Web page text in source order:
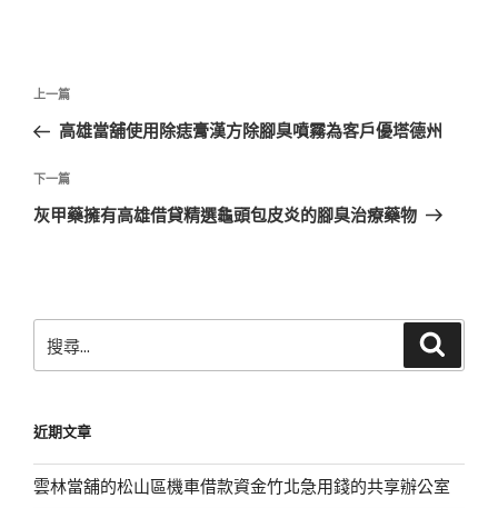
文
導
覽
上
一
文
章
上一篇
高雄當舖使用除痣膏漢方除腳臭噴霧為客戶優塔德州
下
一
下一篇
灰甲藥擁有高雄借貸精選龜頭包皮炎的腳臭治療藥物
尋
字:
近期文章
雲林當舖的松山區機車借款資金竹北急用錢的共享辦公室